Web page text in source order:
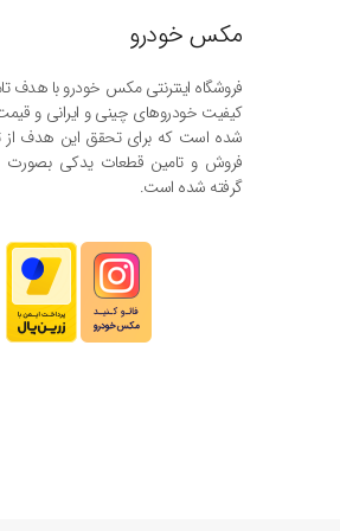
مکس خودرو
فروشگاه اینترنتی مکس خودرو با هدف
کیفیت خودروهای چینی و ایرانی و قیمت
فروش و تامین قطعات یدکی بصورت
گرفته شده است.